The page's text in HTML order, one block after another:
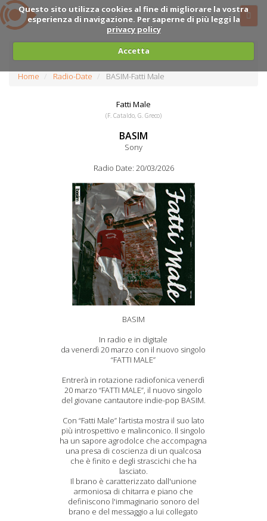
Questo sito utilizza cookies al fine di migliorare la vostra
esperienza di navigazione. Per saperne di più leggi la
privacy policy
Accetta
Home Radio-Date BASIM-Fatti Male
Fatti Male
(F. Cataldo, G. Greco)
BASIM
Sony
Radio Date: 20/03/2026
BASIM
In radio e in digitale
da venerdì 20 marzo con il nuovo singolo
“FATTI MALE”
Entrerà in rotazione radiofonica venerdì
20 marzo “FATTI MALE”, il nuovo singolo
del giovane cantautore indie-pop BASIM.
Con “Fatti Male” l’artista mostra il suo lato
più introspettivo e malinconico. Il singolo
ha un sapore agrodolce che accompagna
una presa di coscienza di un qualcosa
che è finito e degli strascichi che ha
lasciato.
Il brano è caratterizzato dall'unione
armoniosa di chitarra e piano che
definiscono l'immaginario sonoro del
brano e del messaggio a lui collegato